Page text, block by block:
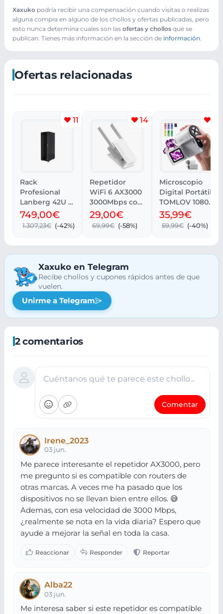
Xaxuko podría recibir una compensación cuando visitas o realizas
alguna compra en alguno de los chollos y ofertas publicadas, pero
esto nunca determina cuales son las ofertas y chollos que se
publican. Tienes más información en la sección de información.
Ofertas relacionadas
11
Rack
Profesional
Lanberg 42U -
800 kg,
Ventilación y
Cristal
749,00€
1.307,23€ (-42%)
14
Repetidor
WiFi 6 AX3000
3000Mbps con
potente señal
29,00€
69,99€ (-58%)
Microscopio
Digital Portátil
TOMLOV 1080P
con Pantalla
LCD 2
35,99€
59,99€ (-40%)
Xaxuko en Telegram
Recibe chollos y cupones rápidos antes de que
vuelen.
Unirme a Telegram
2 comentarios
Cuéntanos qué te parece este chollo…
Comentar
Irene_2023
03 jun.
Me parece interesante el repetidor AX3000, pero
me pregunto si es compatible con routers de
otras marcas. A veces me ha pasado que los
dispositivos no se llevan bien entre ellos. 😅
Ademas, con esa velocidad de 3000 Mbps,
¿realmente se nota en la vida diaria? Espero que
ayude a mejorar la señal en toda la casa.
Alba22
03 jun.
Me interesa saber si este repetidor es compatible